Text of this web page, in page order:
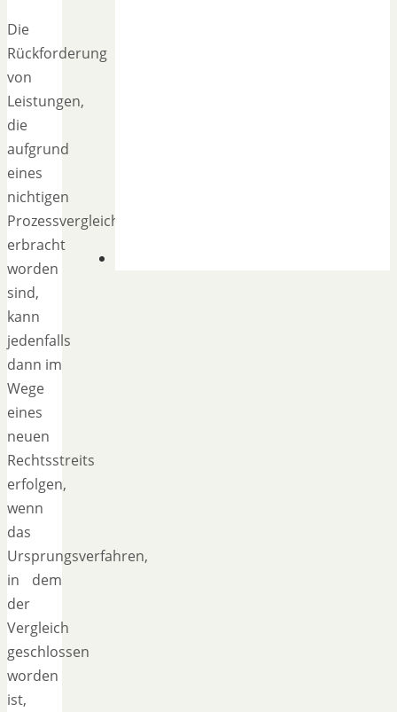
Die
Rückforderung
von
Leistungen,
die
aufgrund
eines
nichtigen
Prozessvergleichs
erbracht
worden
sind,
kann
jedenfalls
dann im
Wege
eines
neuen
Rechtsstreits
erfolgen,
wenn
das
Ursprungsverfahren,
in dem
der
Vergleich
geschlossen
worden
ist,